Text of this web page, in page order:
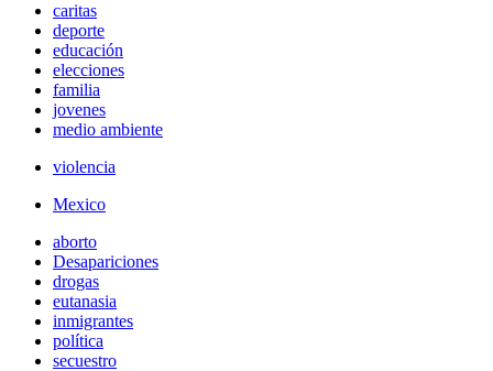
caritas
deporte
educación
elecciones
familia
jovenes
medio ambiente
violencia
Mexico
aborto
Desapariciones
drogas
eutanasia
inmigrantes
política
secuestro